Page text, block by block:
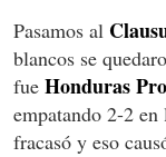
Pasamos al
blancos se
fue Honduras
empatando 2-2
fracasó y eso